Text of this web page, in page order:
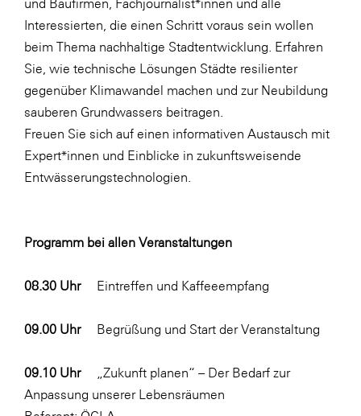
sebamed
SeneCura
SKINUANCE®
Somfy
Trend Micro
TAG GmbH
Verband Druck Medien Österreich
Wirtschaftskammer Salzburg
WKS Fachgruppe Fahrzeughandel und
und Baufirmen, Fachjournalist*innen und alle
Interessierten, die einen Schritt voraus sein wollen
beim Thema nachhaltige Stadtentwicklung. Erfahren
Sie, wie technische Lösungen Städte resilienter
gegenüber Klimawandel machen und zur Neubildung
sauberen Grundwassers beitragen.
Freuen Sie sich auf einen informativen Austausch mit
Expert*innen und Einblicke in zukunftsweisende
Entwässerungstechnologien.
Programm bei allen Veranstaltungen
08.30 Uhr Eintreffen und Kaffeeempfang
09.00 UhrBegrüßung und Start der Veranstaltung
09.10 Uhr„Zukunft planen“ – Der Bedarf zur
Anpassung unserer Lebensräumen